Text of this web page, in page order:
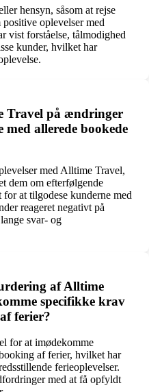
hensyn, såsom at rejse
positive oplevelser med
vist forståelse, tålmodighed
kunder, hvilket har
Travel på ændringer
allerede bookede
med Alltime Travel,
dem om efterfølgende
at tilgodese kunderne med
reageret negativt på
svar- og
af Alltime
specifikke krav
ferier?
for at imødekomme
af ferier, hvilket har
ferieoplevelser.
med at få opfyldt